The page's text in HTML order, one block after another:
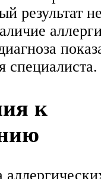
результат не
специалиста.
к